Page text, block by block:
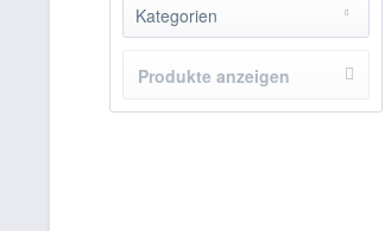
ELITE
Kategorien
Klebstoffe & Silicone
Produkte anzeigen